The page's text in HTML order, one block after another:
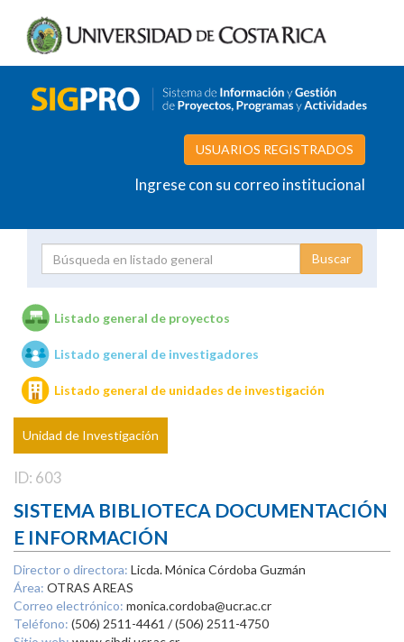
USUARIOS REGISTRADOS
Ingrese con su correo institucional
Unidades de investigación
Listado general de proyectos
Listado general de investigadores
Listado general de unidades de investigación
Unidad de Investigación
ID: 603
SISTEMA BIBLIOTECA DOCUMENTACIÓN
E INFORMACIÓN
Director o directora: Licda. Mónica Córdoba Guzmán
Área: OTRAS AREAS
Correo electrónico: monica.cordoba@ucr.ac.cr
Teléfono: (506) 2511-4461 / (506) 2511-4750